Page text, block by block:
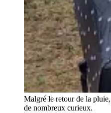
Malgré le retour de la
de nombreux curieux.